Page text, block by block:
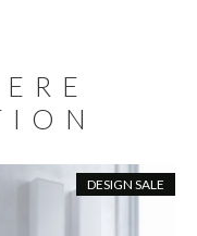
DESIGN SALE